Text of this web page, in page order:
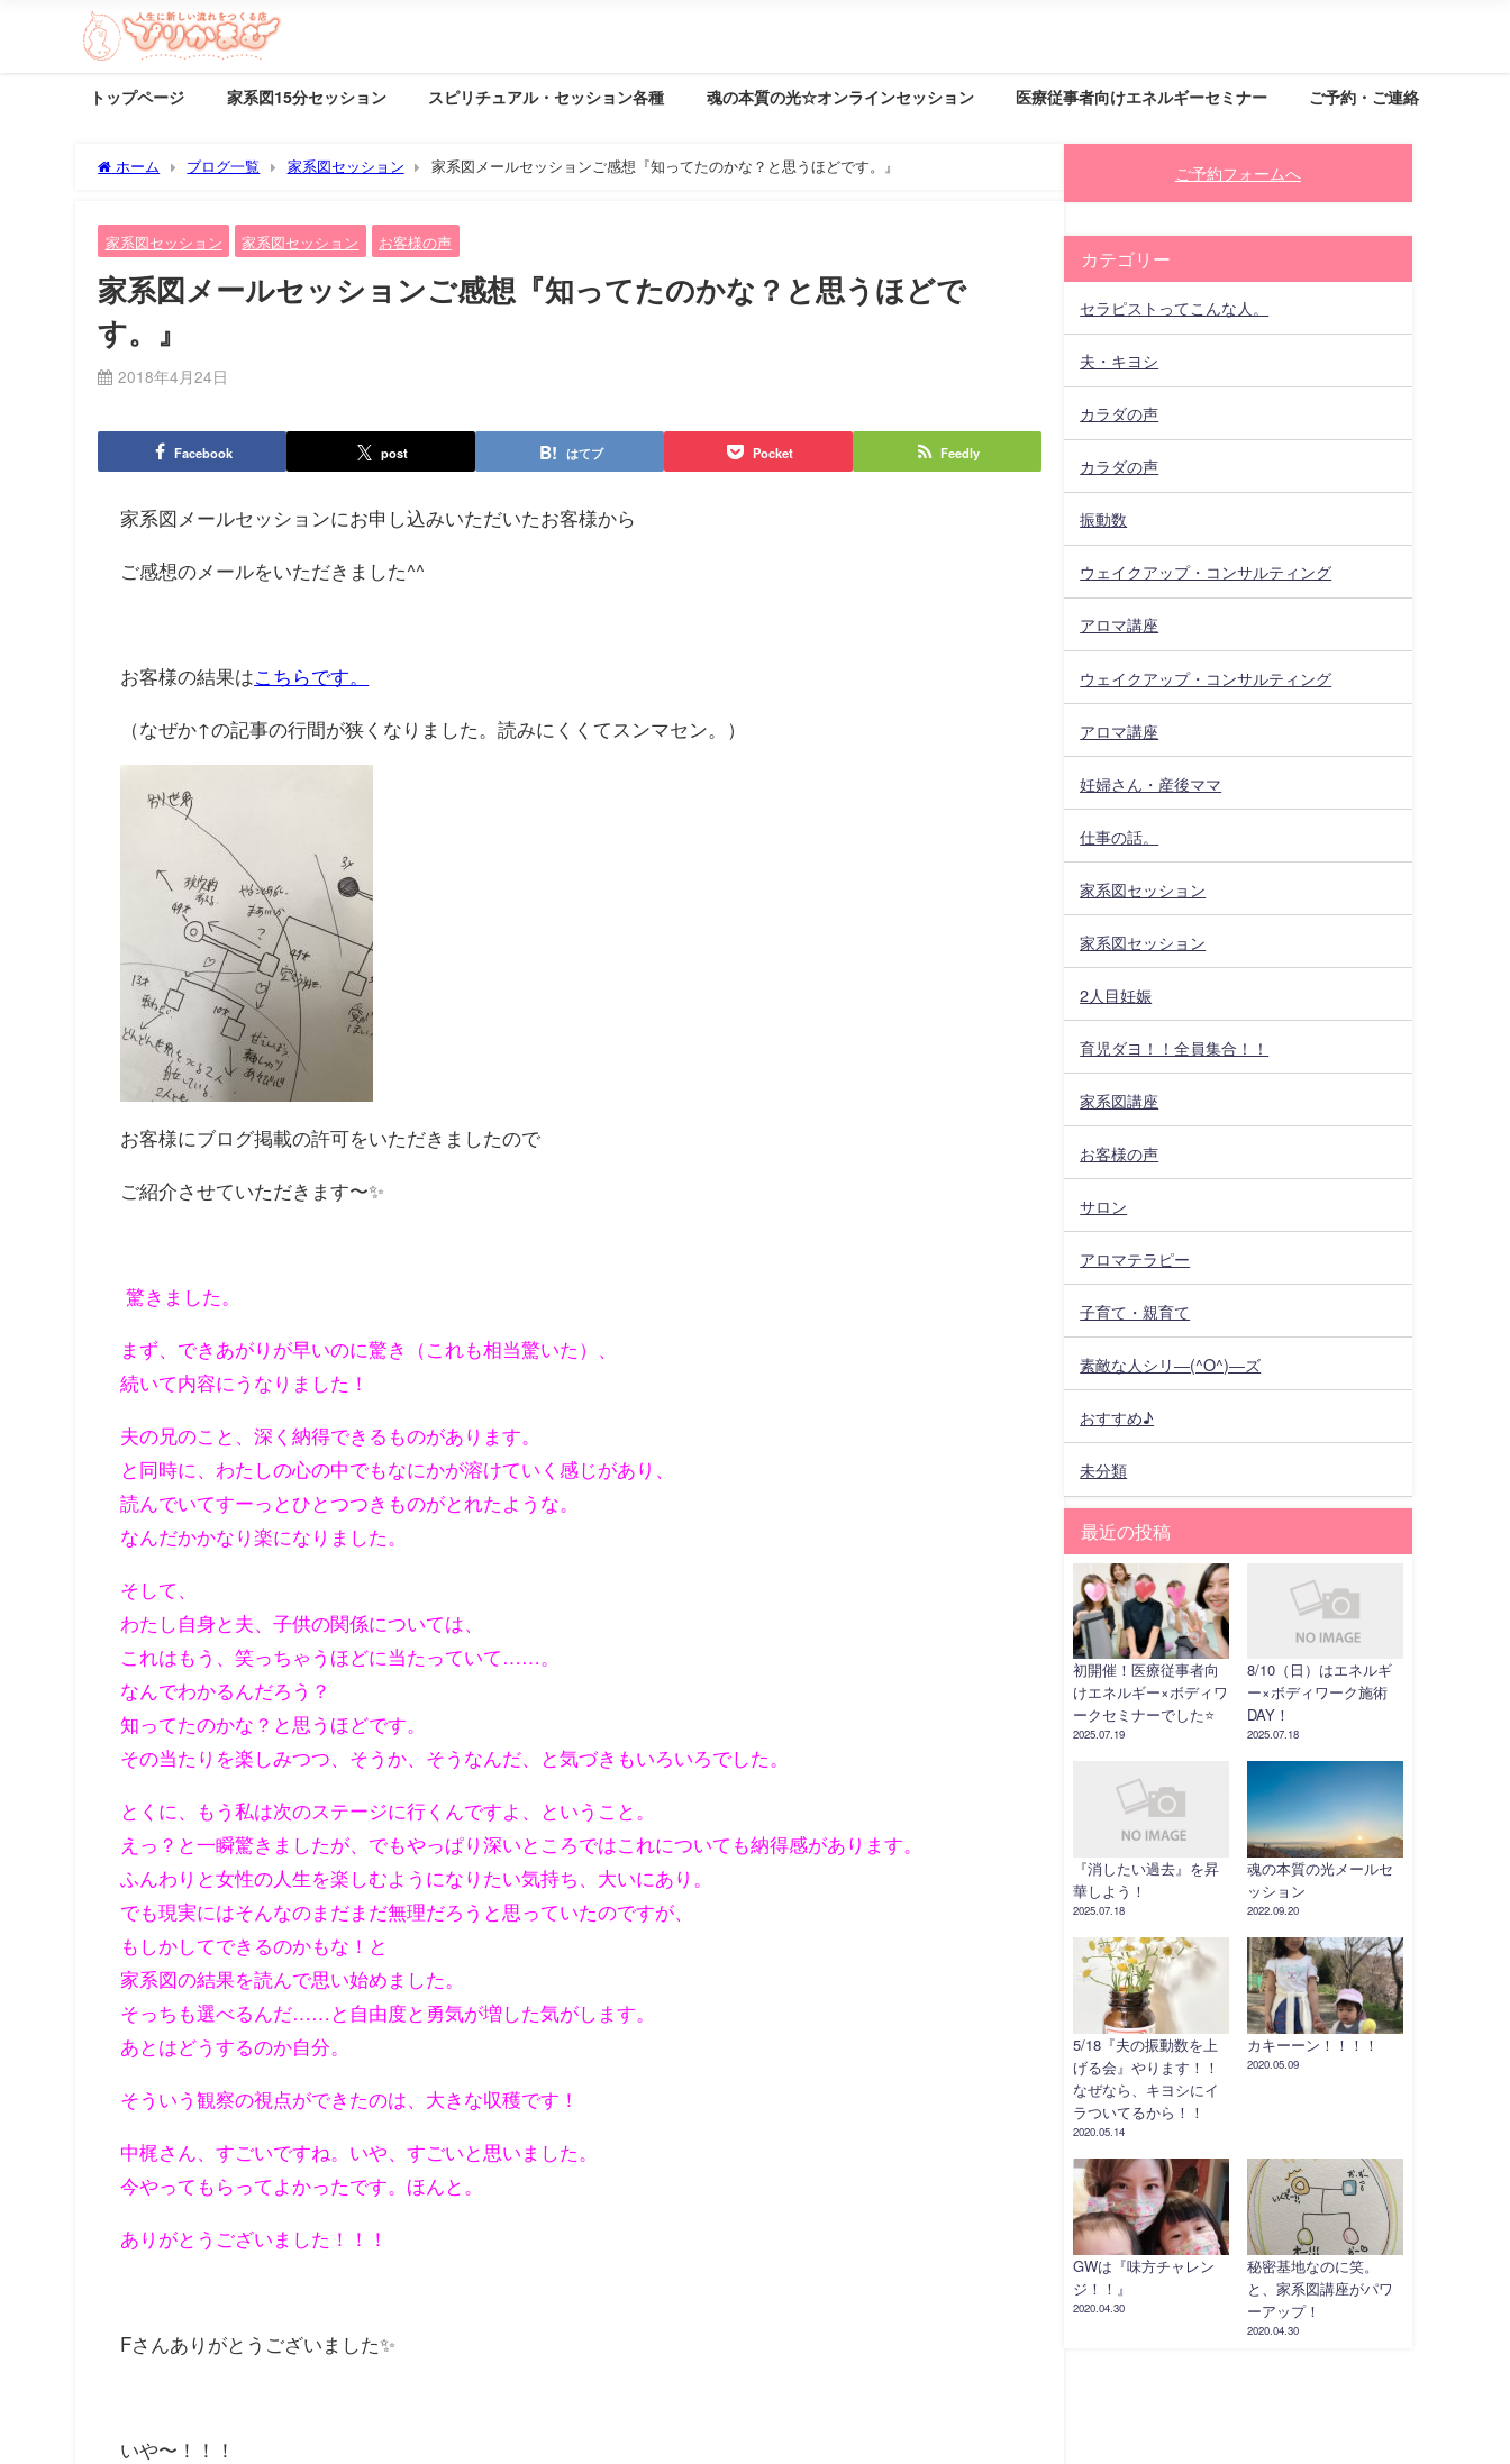
トップページ 家系図15分セッション スピリチュアル・セッション各種 魂の本質の光☆オンラインセッション 医療従事者向けエネルギーセミナー ご予約・ご連絡
ホーム ブログ一覧 家系図セッション 家系図メールセッションご感想『知ってたのかな？と思うほどです。』
家系図セッション 家系図セッション お客様の声
家系図メールセッションご感想『知ってたのかな？と思うほどで
す。』
2018年4月24日
Facebook post はてブ Pocket Feedly
家系図メールセッションにお申し込みいただいたお客様から
ご感想のメールをいただきました^^
お客様の結果はこちらです。
（なぜか↑の記事の行間が狭くなりました。読みにくくてスンマセン。）
お客様にブログ掲載の許可をいただきましたので
ご紹介させていただきます〜✨
驚きました。
まず、できあがりが早いのに驚き（これも相当驚いた）、
続いて内容にうなりました！
夫の兄のこと、深く納得できるものがあります。
と同時に、わたしの心の中でもなにかが溶けていく感じがあり、
読んでいてすーっとひとつつきものがとれたような。
なんだかかなり楽になりました。
そして、
わたし自身と夫、子供の関係については、
これはもう、笑っちゃうほどに当たっていて……。
なんでわかるんだろう？
知ってたのかな？と思うほどです。
その当たりを楽しみつつ、そうか、そうなんだ、と気づきもいろいろでした。
とくに、もう私は次のステージに行くんですよ、ということ。
えっ？と一瞬驚きましたが、でもやっぱり深いところではこれについても納得感があります。
ふんわりと女性の人生を楽しむようになりたい気持ち、大いにあり。
でも現実にはそんなのまだまだ無理だろうと思っていたのですが、
もしかしてできるのかもな！と
家系図の結果を読んで思い始めました。
そっちも選べるんだ……と自由度と勇気が増した気がします。
あとはどうするのか自分。
そういう観察の視点ができたのは、大きな収穫です！
中梶さん、すごいですね。いや、すごいと思いました。
今やってもらってよかったです。ほんと。
ありがとうございました！！！
Fさんありがとうございました✨
いや〜！！！
ご予約フォームへ
カテゴリー
セラピストってこんな人。
夫・キヨシ
カラダの声
カラダの声
振動数
ウェイクアップ・コンサルティング
アロマ講座
ウェイクアップ・コンサルティング
アロマ講座
妊婦さん・産後ママ
仕事の話。
家系図セッション
家系図セッション
2人目妊娠
育児ダヨ！！全員集合！！
家系図講座
お客様の声
サロン
アロマテラピー
子育て・親育て
素敵な人シリ―(^O^)―ズ
おすすめ♪
未分類
最近の投稿
初開催！医療従事者向
けエネルギー×ボディワ
ークセミナーでした⭐️
2025.07.19
8/10（日）はエネルギ
ー×ボディワーク施術
DAY！
2025.07.18
『消したい過去』を昇
華しよう！
2025.07.18
魂の本質の光メールセ
ッション
2022.09.20
5/18『夫の振動数を上
げる会』やります！！
なぜなら、キヨシにイ
ラついてるから！！
2020.05.14
カキーーン！！！！
2020.05.09
GWは『味方チャレン
ジ！！』
2020.04.30
秘密基地なのに笑。
と、家系図講座がパワ
ーアップ！
2020.04.30